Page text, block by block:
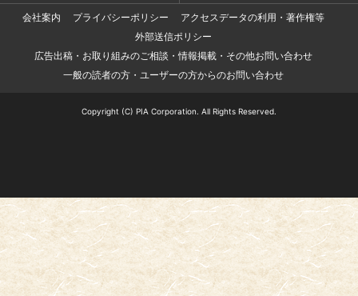
会社案内
プライバシーポリシー
アクセスデータの利用・著作権等
外部送信ポリシー
広告出稿・お取り組みのご相談・情報掲載・その他お問い合わせ
一般の読者の方・ユーザーの方からのお問い合わせ
Copyright (C) PIA Corporation. All Rights Reserved.